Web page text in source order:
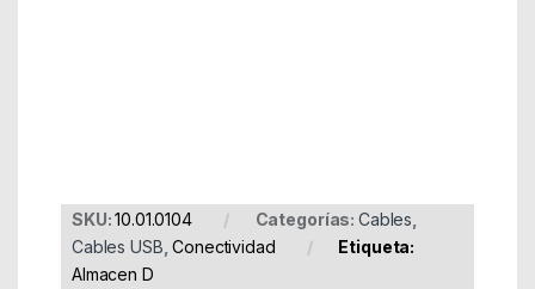
SKU:10.01.0104 Categorías: Cables
Cables USB ,Conectividad
Etiqueta:
Almacen D